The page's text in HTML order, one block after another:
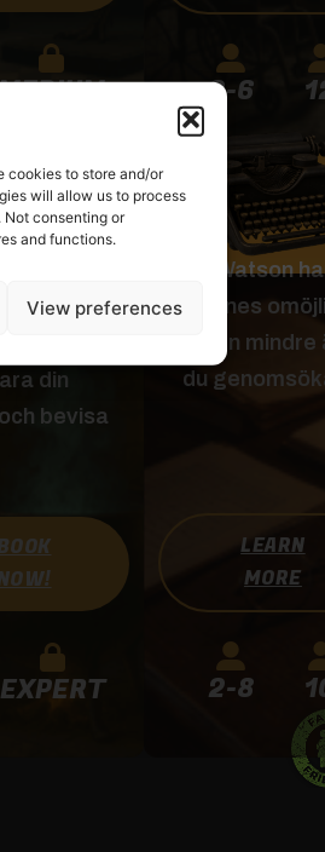
cookies to store and/or
will allow us to process
Not consenting or
and functions.
View preferences
2-6
efter
… din
din
bevisa
EXPERT
Dr. Watson
synes
ingen
du
LEARN
MORE
2-8